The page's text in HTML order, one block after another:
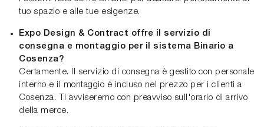
tuo spazio e alle tue esigenze.
Expo Design & Contract offre il servizio di
consegna e montaggio per il sistema Binario a
Cosenza?
Certamente. Il servizio di consegna è gestito con personale
interno e il montaggio è incluso nel prezzo per i clienti a
Cosenza. Ti avviseremo con preavviso sull'orario di arrivo
della merce.